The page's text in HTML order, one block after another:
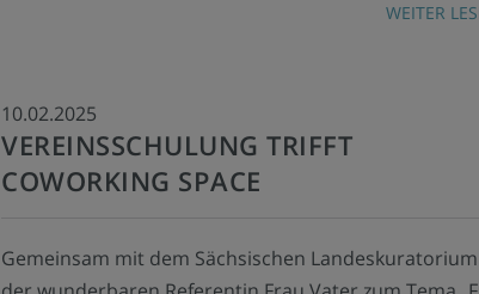
WEITER
10.02.2025
VEREINSSCHULUNG TRIFFT
COWORKING SPACE
Gemeinsam mit dem Sächsischen